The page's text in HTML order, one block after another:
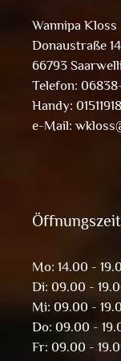
Wannipa Kloss
Donaustraße 14
66793
Telefon:
Handy:
e-Mail:
Mo: 14.00 -
Di: 09.00 -
Mi: 09.00 -
Do: 09.00 -
Fr: 09.00 -